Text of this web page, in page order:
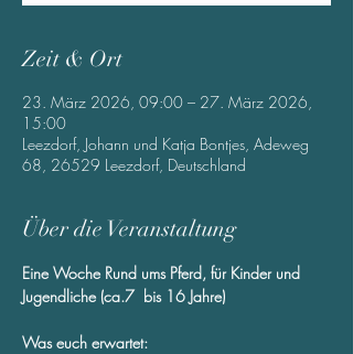
Zeit & Ort
23. März 2026, 09:00 – 27. März 2026,
15:00
Leezdorf, Johann und Katja Bontjes, Adeweg
68, 26529 Leezdorf, Deutschland
Über die Veranstaltung
Eine Woche Rund ums Pferd, für Kinder und
Jugendliche (ca.7  bis 16 Jahre)
Was euch erwartet: